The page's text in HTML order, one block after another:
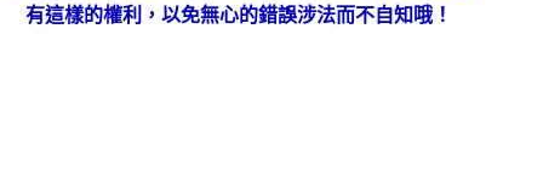
有這樣的權利，以免無心的錯誤涉法而不自知哦！